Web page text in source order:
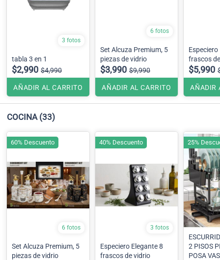
3 fotos
tabla 3 en 1
$2,990 $4,990
AÑADIR AL CARRITO
6 fotos
Set Alcuza Premium, 5
piezas de vidrio
$3,990 $9,990
AÑADIR AL CARRITO
frascos
$5,990
AÑADIR
COCINA (33)
6 fotos
Set Alcuza Premium, 5
piezas de vidrio
60% Descuento
3 fotos
Especiero Elegante 8
frascos de vidrio
40% Descuento
2 PISOS
POSA
25%